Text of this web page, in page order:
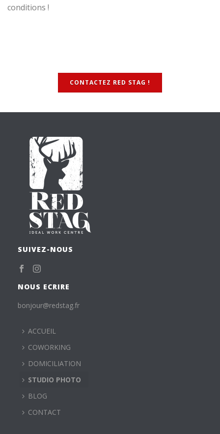
conditions !
CONTACTEZ RED STAG !
SUIVEZ-NOUS
NOUS ECRIRE
bonjour@redstag.fr
ACCUEIL
COWORKING
DOMICILIATION
STUDIO PHOTO
BLOG
CONTACT